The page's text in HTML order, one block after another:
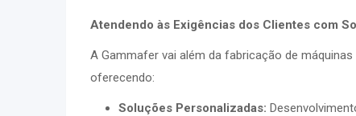
Atendendo às Exigências dos Clientes com
A Gammafer vai além da fabricação de
oferecendo:
Soluções Personalizadas: